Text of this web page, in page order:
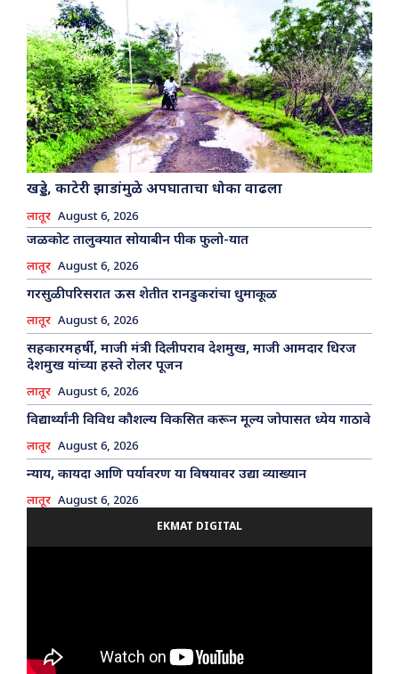
खड्डे, काटेरी झाडांमुळे अपघाताचा धोका वाढला
लातूर August 6, 2026
जळकोट तालुक्यात सोयाबीन पीक फुलो-यात
लातूर August 6, 2026
गरसुळी परिसरात ऊस शेतीत रानडुकरांचा धुमाकूळ
लातूर August 6, 2026
सहकारमहर्षी, माजी मंत्री दिलीपराव देशमुख, माजी आमदार धिरज
देशमुख यांच्या हस्ते रोलर पूजन
लातूर August 6, 2026
विद्यार्थ्यांनी विविध कौशल्य विकसित करून मूल्य जोपासत ध्येय गाठावे
लातूर August 6, 2026
न्याय, कायदा आणि पर्यावरण या विषयावर उद्या व्याख्यान
लातूर August 6, 2026
EKMAT DIGITAL